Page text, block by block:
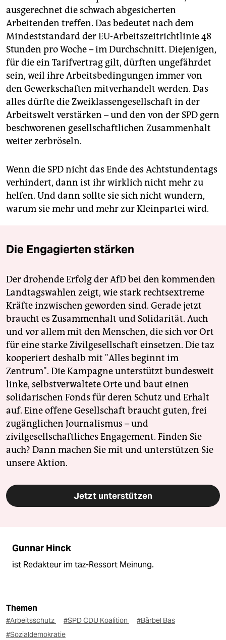
ausgerechnet die schwach abgesicherten
Arbeitenden treffen. Das bedeutet nach dem
Mindeststandard der EU-Arbeitszeitrichtlinie 48
Stunden pro Woche – im Durchschnitt. Diejenigen,
für die ein Tarifvertrag gilt, dürften ungefährdet
sein, weil ihre Arbeitsbedingungen immer von
den Gewerkschaften mitverhandelt werden. Das
alles dürfte die Zweiklassengesellschaft in der
Arbeitswelt verstärken – und den von der SPD gern
beschworenen gesellschaftlichen Zusammenhalt
weiter zerbröseln.
Wenn die SPD nicht das Ende des Achtstundentags
verhindert, dann ist ihr wirklich nicht mehr zu
helfen. Und dann sollte sie sich nicht wundern,
warum sie mehr und mehr zur Kleinpartei wird.
Die Engagierten stärken
Der drohende Erfolg der AfD bei den kommenden
Landtagswahlen zeigt, wie stark rechtsextreme
Kräfte inzwischen geworden sind. Gerade jetzt
braucht es Zusammenhalt und Solidarität. Auch
und vor allem mit den Menschen, die sich vor Ort
für eine starke Zivilgesellschaft einsetzen. Die taz
kooperiert deshalb mit "Alles beginnt im
Zentrum". Die Kampagne unterstützt bundesweit
linke, selbstverwaltete Orte und baut einen
solidarischen Fonds für deren Schutz und Erhalt
auf. Eine offene Gesellschaft braucht guten, frei
zugänglichen Journalismus – und
zivilgesellschaftliches Engagement. Finden Sie
auch? Dann machen Sie mit und unterstützen Sie
unsere Aktion.
Jetzt unterstützen
Gunnar Hinck
ist Redakteur im taz-Ressort Meinung.
Themen
#Arbeitsschutz #SPD CDU Koalition
#Bärbel Bas
#Sozialdemokratie